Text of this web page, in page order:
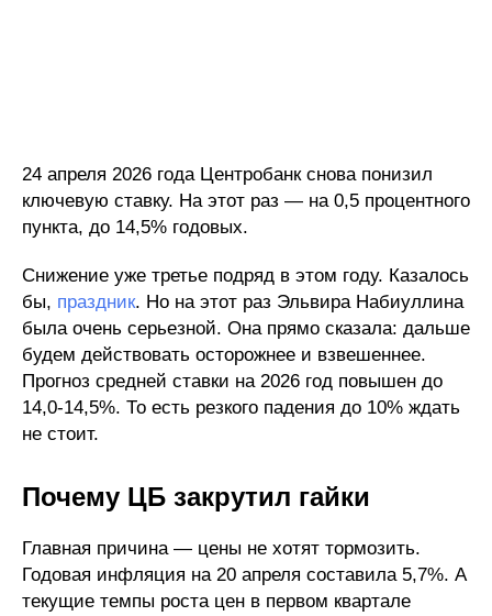
24 апреля 2026 года Центробанк снова понизил
ключевую ставку. На этот раз — на 0,5 процентного
пункта, до 14,5% годовых.
Снижение уже третье подряд в этом году. Казалось
бы, праздник. Но на этот раз Эльвира Набиуллина
была очень серьезной. Она прямо сказала: дальше
будем действовать осторожнее и взвешеннее.
Прогноз средней ставки на 2026 год повышен до
14,0-14,5%. То есть резкого падения до 10% ждать
не стоит.
Почему ЦБ закрутил гайки
Главная причина — цены не хотят тормозить.
Годовая инфляция на 20 апреля составила 5,7%. А
текущие темпы роста цен в первом квартале